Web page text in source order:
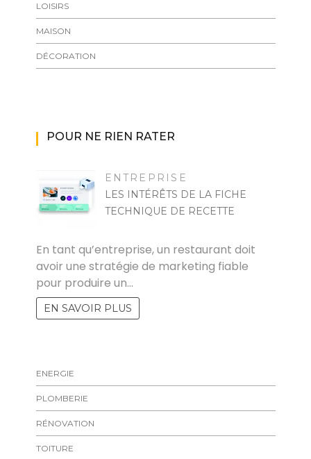
LOISIRS
MAISON
DÉCORATION
POUR NE RIEN RATER
ENTREPRISE
LES INTÉRÊTS DE LA FICHE
TECHNIQUE DE RECETTE
En tant qu’entreprise, un restaurant doit
avoir une stratégie de marketing fiable
pour produire un…
EN SAVOIR PLUS
ENERGIE
PLOMBERIE
RÉNOVATION
TOITURE